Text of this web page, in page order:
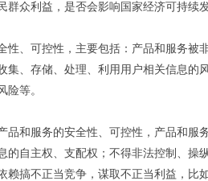
众利益，是否会影响国家经济可持续
、可控性，主要包括：产品和服务被
、存储、处理、利用用户相关信息的
等。
和服务的安全性、可控性，产品和服
自主权、支配权；不得非法控制、操
搞不正当竞争，谋取不正当利益，比